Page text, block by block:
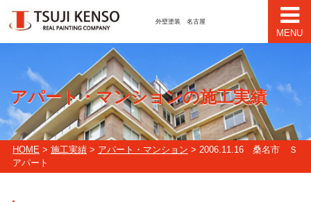
外壁塗装 名古屋
MENU
アパート・マンションの施工実績
HOME> 施工実績> アパート・マンション > 2006.11.16 桑名市 Ｓ
アパート